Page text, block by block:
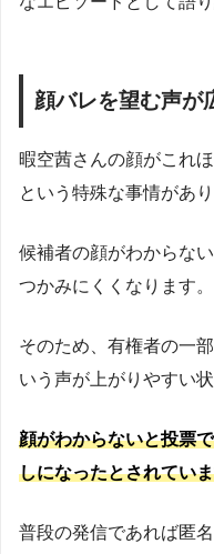
顔バレを望む声が
暇空茜さんの顔がこれ
という特殊な事情があり
候補者の顔がわからな
つかみにくくなります。
そのため、有権者の一
いう声が上がりやすい
顔がわからないと投票
しになったとされてい
普段の発信であれば匿